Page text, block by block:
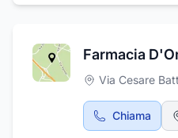
Quindi perché
Farmacia
Via Cesare
Chiama